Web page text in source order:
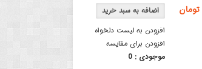
افزودن به لیست دلخواه
افزودن برای مقایسه
موجودی :0